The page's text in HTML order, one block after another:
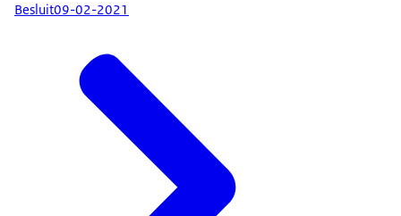
Besluit09-02-2021